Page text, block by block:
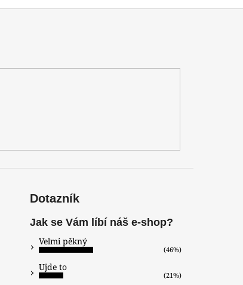
Dotazník
Jak se Vám líbí náš e-shop?
Velmi pěkný
(46%)
Ujde to
(21%)